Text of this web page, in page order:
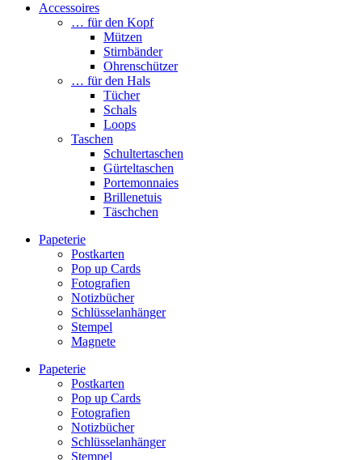
Accessoires
… für den Kopf
Mützen
Stirnbänder
Ohrenschützer
… für den Hals
Tücher
Schals
Loops
Taschen
Schultertaschen
Gürteltaschen
Portemonnaies
Brillenetuis
Täschchen
Papeterie
Postkarten
Pop up Cards
Fotografien
Notizbücher
Schlüsselanhänger
Stempel
Magnete
Papeterie
Postkarten
Pop up Cards
Fotografien
Notizbücher
Schlüsselanhänger
Stempel